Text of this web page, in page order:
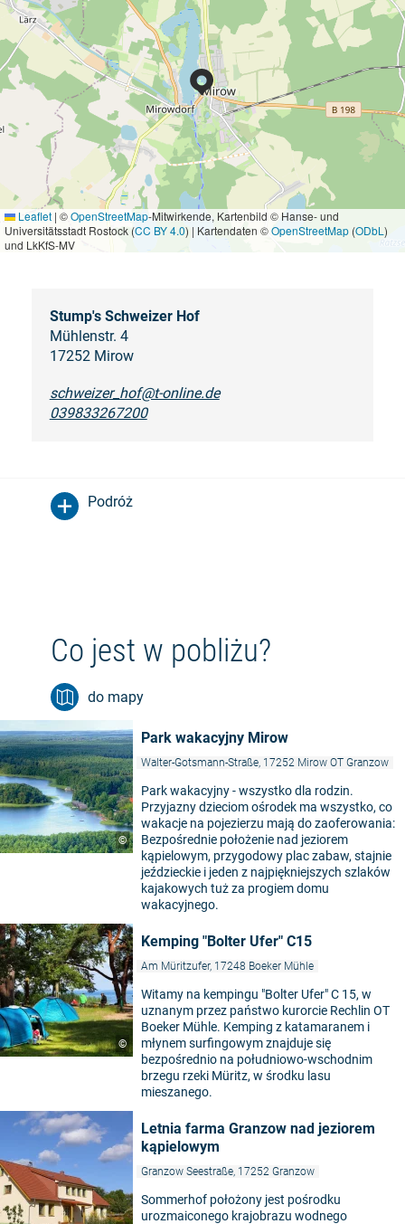
Leaflet | ©OpenStreetMap-Mitwirkende, Kartenbild © Hanse- und
Universitätsstadt Rostock (CC BY 4.0) | Kartendaten ©OpenStreetMap (ODbL )
und LkKfS-MV
Stump's Schweizer Hof
Mühlenstr. 4
17252 Mirow
schweizer_hof@t-online.de
039833267200
Podróż
Co jest w pobliżu?
do mapy
©
Park wakacyjny Mirow
Walter-Gotsmann-Straße, 17252 Mirow OT Granzow
Park wakacyjny - wszystko dla rodzin.
Przyjazny dzieciom ośrodek ma wszystko, co
wakacje na pojezierzu mają do zaoferowania:
Bezpośrednie położenie nad jeziorem
kąpielowym, przygodowy plac zabaw, stajnie
jeździeckie i jeden z najpiękniejszych szlaków
kajakowych tuż za progiem domu
wakacyjnego.
©
Kemping "Bolter Ufer" C15
Am Müritzufer, 17248 Boeker Mühle
Witamy na kempingu "Bolter Ufer" C 15, w
uznanym przez państwo kurorcie Rechlin OT
Boeker Mühle. Kemping z katamaranem i
młynem surfingowym znajduje się
bezpośrednio na południowo-wschodnim
brzegu rzeki Müritz, w środku lasu
mieszanego.
Letnia farma Granzow nad jeziorem
kąpielowym
Granzow Seestraße, 17252 Granzow
Sommerhof położony jest pośrodku
urozmaiconego krajobrazu wodnego